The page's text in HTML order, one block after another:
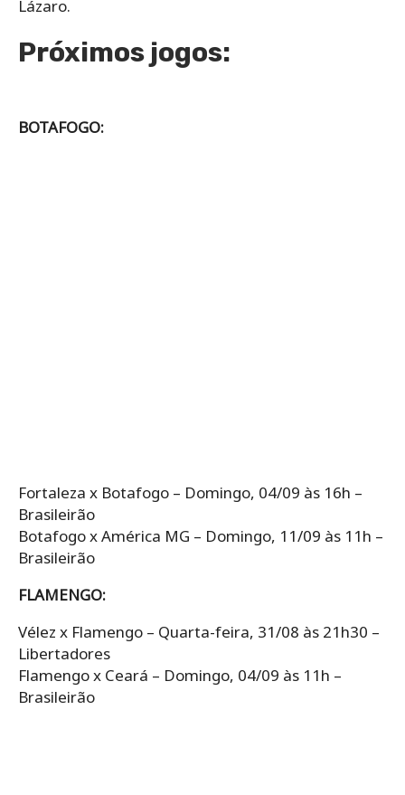
Lázaro.
Próximos jogos:
BOTAFOGO:
Fortaleza x Botafogo – Domingo, 04/09 às 16h –
Brasileirão
Botafogo x América MG – Domingo, 11/09 às 11h –
Brasileirão
FLAMENGO:
Vélez x Flamengo – Quarta-feira, 31/08 às 21h30 –
Libertadores
Flamengo x Ceará – Domingo, 04/09 às 11h –
Brasileirão